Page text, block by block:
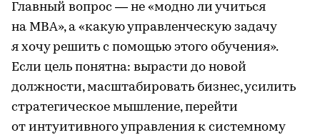
Главный вопрос — не «модно ли учиться
на MBA», а «какую управленческую задачу
я хочу решить с помощью этого обучения».
Если цель понятна: вырасти до новой
должности, масштабировать бизнес, усилить
стратегическое мышление, перейти
от интуитивного управления к системному